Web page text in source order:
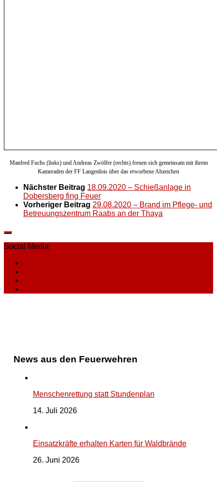
Manfred Fuchs (links) und Andreas Zwölfer (rechts) freuen sich gemeinsam mit ihrem
Kameraden der FF Langenlois über das erworbene Abzeichen
Nächster Beitrag 18.09.2020 – Schießanlage in
Dobersberg fing Feuer
Vorheriger Beitrag 29.08.2020 – Brand im Pflege- und
Betreuungszentrum Raabs an der Thaya
Social Media
News aus den Feuerwehren
Menschenrettung statt Stundenplan
14. Juli 2026
Einsatzkräfte erhalten Karten für Waldbrände
26. Juni 2026